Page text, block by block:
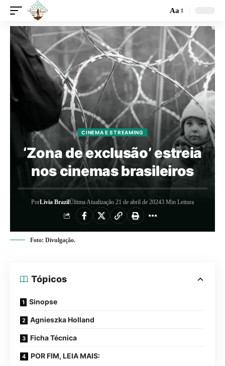
Aa
CINEMA E STREAMING
‘Zona de exclusão’ estreia
nos cinemas brasileiros
PorLivia BrazilÚltima Atualização 21 de abril de 20243 Min Leitura
Foto: Divulgação.
Tópicos
Sinopse
Agnieszka Holland
Ficha Técnica
POR FIM, LEIA MAIS: